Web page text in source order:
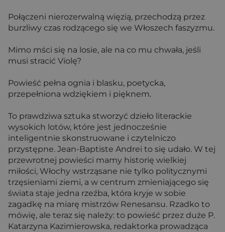
Połączeni nierozerwalną więzią, przechodzą przez
burzliwy czas rodzącego się we Włoszech faszyzmu.
Mimo mści się na losie, ale na co mu chwała, jeśli
musi stracić Violę?
Powieść pełna ognia i blasku, poetycka,
przepełniona wdziękiem i pięknem.
To prawdziwa sztuka stworzyć dzieło literackie
wysokich lotów, które jest jednocześnie
inteligentnie skonstruowane i czytelniczo
przystępne. Jean-Baptiste Andrei to się udało. W tej
przewrotnej powieści mamy historię wielkiej
miłości, Włochy wstrząsane nie tylko politycznymi
trzęsieniami ziemi, a w centrum zmieniającego się
świata staje jedna rzeźba, która kryje w sobie
zagadkę na miarę mistrzów Renesansu. Rzadko to
mówię, ale teraz się należy: to powieść przez duże P.
Katarzyna Kazimierowska, redaktorka prowadząca